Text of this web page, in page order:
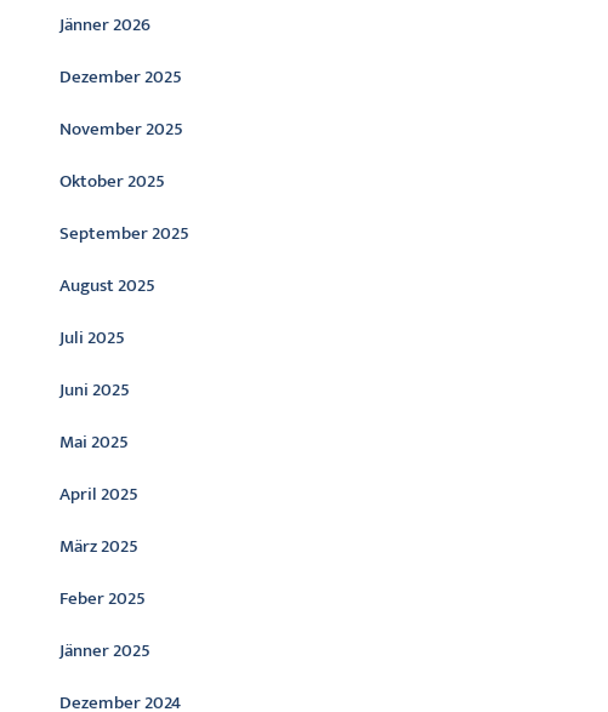
Jänner 2026
Dezember 2025
November 2025
Oktober 2025
September 2025
August 2025
Juli 2025
Juni 2025
Mai 2025
April 2025
März 2025
Feber 2025
Jänner 2025
Dezember 2024